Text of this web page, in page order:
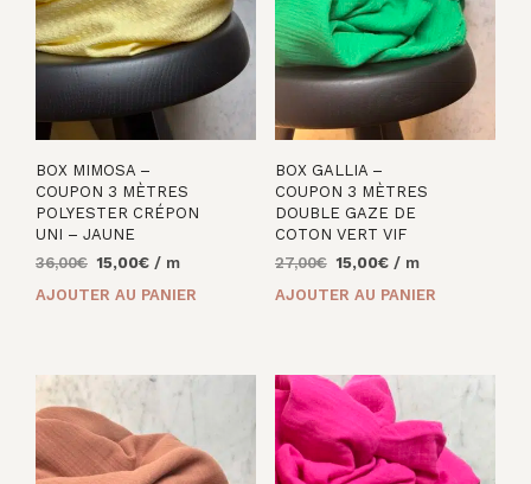
BOX MIMOSA –
COUPON 3 MÈTRES
POLYESTER CRÉPON
UNI – JAUNE
36,00€ Le
15,00€Le/ m
AJOUTER AU PANIER
BOX GALLIA –
COUPON 3 MÈTRES
DOUBLE GAZE DE
COTON VERT VIF
27,00€ Le
15,00€Le/ m
AJOUTER AU PANIER